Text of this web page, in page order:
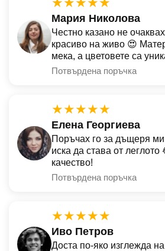
Мария Николова
Честно казано не
красиво на живо 😍
мека, а цветовете са
Потвърдена поръчка
★★★★★
Елена Георгиева
Поръчах го за дъщеря
иска да става от
качество!
Потвърдена поръчка
★★★★★
Иво Петров
Доста по-яко изглежда